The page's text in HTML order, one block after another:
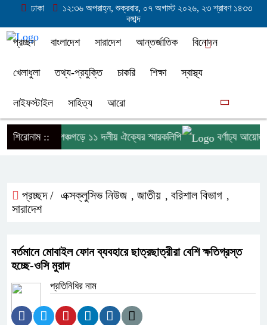
ঢাকা
১২:৩৬ অপরাহ্ন, শুক্রবার, ০৭ অগাস্ট ২০২৬, ২৩ শ্রাবণ ১৪৩৩
বঙ্গাব্দ
প্রচ্ছদ বাংলাদেশ সারাদেশ আন্তর্জাতিক বিনোদন
খেলাধুলা তথ্য-প্রযুক্তি চাকরি শিক্ষা স্বাস্থ্য
লাইফস্টাইল সাহিত্য আরো
শিরোনাম ::
দাবিতে পঞ্চগড়ে ১১ দলীয় ঐক্যের স্মারকলিপি বর্ণাঢ্য আয়োজনে
প্রচ্ছদ / এক্সক্লুসিভ নিউজ , জাতীয় , বরিশাল বিভাগ ,
সারাদেশ
বর্তমানে মোবাইল ফোন ব্যবহারে ছাত্রছাত্রীরা বেশি ক্ষতিগ্রস্ত
হচ্ছে-ওসি মুরাদ
প্রতিনিধির নাম